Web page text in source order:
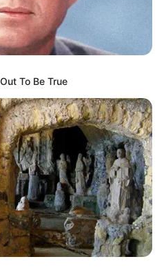
Dólar llega por primera
vez en la historia de
Colombia a los $4.000
VIA AL LLANO
DE MEDELLÍN
DE AGUA
To Be True